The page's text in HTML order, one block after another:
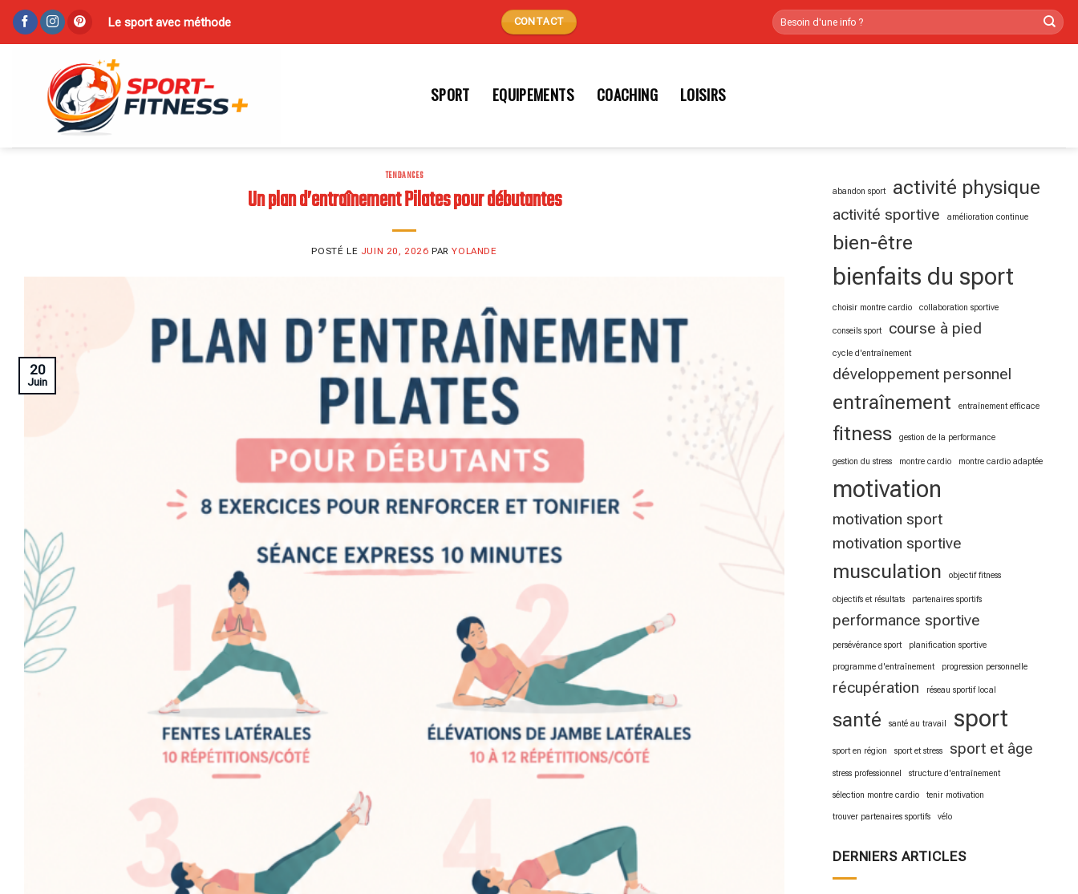
Skip
Le sport avec méthode CONTACT
SPORT EQUIPEMENTS COACHING LOISIRS
TENDANCES
Un plan d’entraînement Pilates pour débutantes
POSTÉ LE JUIN 20, 2026 PARYOLANDE
20
Juin
abandon sport activité physique
activité sportive amélioration continue
bien-être
bienfaits du sport
choisir montre cardio collaboration sportive
conseils sport course à pied
cycle d'entraînement
développement personnel
entraînement entraînement efficace
fitness gestion de la performance
gestion du stress montre cardio montre cardio adaptée
motivation
motivation sport
motivation sportive
musculation objectif fitness
objectifs et résultats partenaires sportifs
performance sportive
persévérance sport planification sportive
programme d'entraînement progression personnelle
récupération réseau sportif local
santé santé au travail sport
sport en région sport et stress sport et âge
stress professionnel structure d'entraînement
sélection montre cardio tenir motivation
trouver partenaires sportifs vélo
DERNIERS ARTICLES